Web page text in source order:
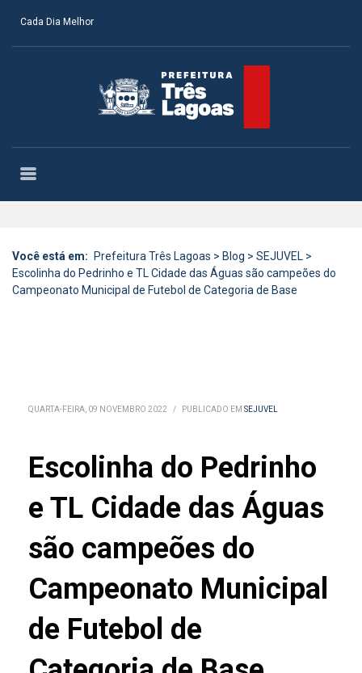
Cada Dia Melhor
Você está em: Prefeitura Três Lagoas > Blog > SEJUVEL >
Escolinha do Pedrinho e TL Cidade das Águas são campeões do
Campeonato Municipal de Futebol de Categoria de Base
QUARTA-FEIRA, 09 NOVEMBRO 2022 / PUBLICADO EM SEJUVEL
Escolinha do Pedrinho
e TL Cidade das Águas
são campeões do
Campeonato Municipal
de Futebol de